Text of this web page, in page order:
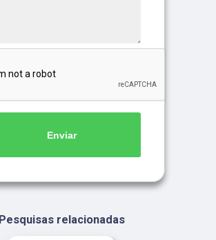
Enviar
Pesquisas relacionadas